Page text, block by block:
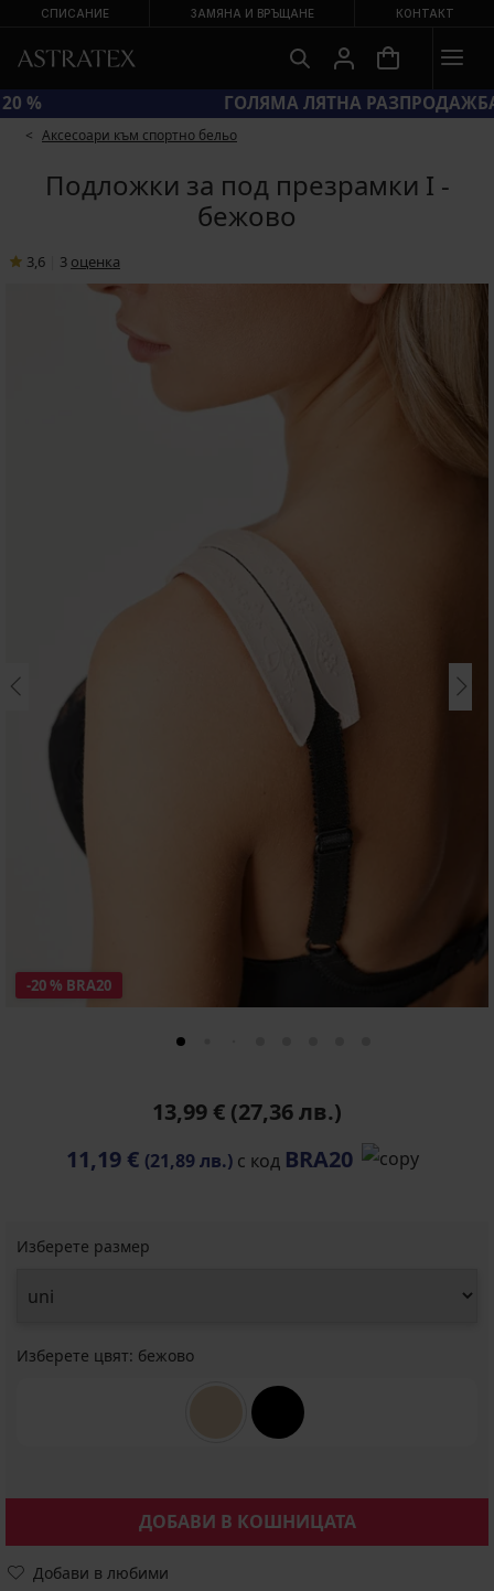
СПИСАНИЕ ЗАМЯНА И ВРЪЩАНЕ КОНТАКТ
КОД BRA20 = СУТИЕНИ −20 %
Аксесоари към спортно бельо
Подложки за под презрамки I -
бежово
3,6 3 oценка
-20 % BRA20
13,99 € (27,36 лв.)
11,19 € (21,89 лв.) с код BRA20
Изберете размер
Изберете цвят: бежово
ДОБАВИ В КОШНИЦАТА
Добави в любими